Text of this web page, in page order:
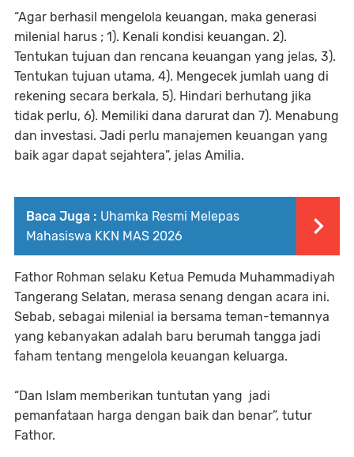
“Agar berhasil mengelola keuangan, maka generasi
milenial harus ; 1). Kenali kondisi keuangan. 2).
Tentukan tujuan dan rencana keuangan yang jelas, 3).
Tentukan tujuan utama, 4). Mengecek jumlah uang di
rekening secara berkala, 5). Hindari berhutang jika
tidak perlu, 6). Memiliki dana darurat dan 7). Menabung
dan investasi. Jadi perlu manajemen keuangan yang
baik agar dapat sejahtera”, jelas Amilia.
Baca Juga : Uhamka Resmi Melepas
Mahasiswa KKN MAS 2026
Fathor Rohman selaku Ketua Pemuda Muhammadiyah
Tangerang Selatan, merasa senang dengan acara ini.
Sebab, sebagai milenial ia bersama teman-temannya
yang kebanyakan adalah baru berumah tangga jadi
faham tentang mengelola keuangan keluarga.
“Dan Islam memberikan tuntutan yang jadi
pemanfataan harga dengan baik dan benar”, tutur
Fathor.